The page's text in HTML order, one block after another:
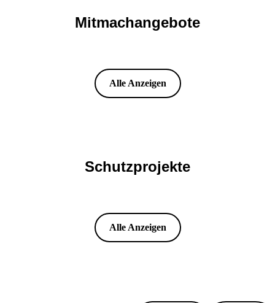
Mitmachangebote
Alle Anzeigen
Schutzprojekte
Alle Anzeigen